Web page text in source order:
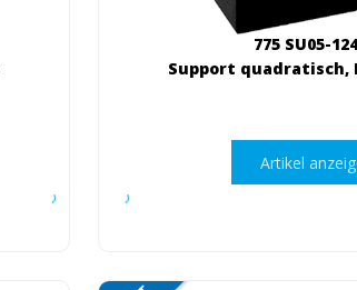
775 SU05-
Support quadratisch,
Artikel